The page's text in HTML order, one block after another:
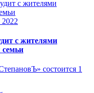
с жителями
семьи
состоится 1